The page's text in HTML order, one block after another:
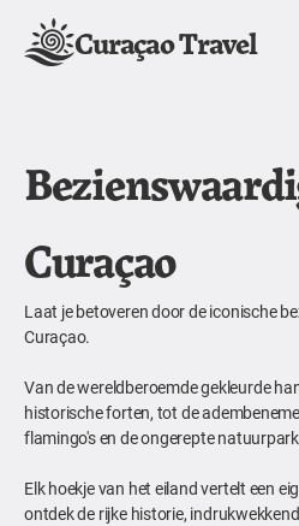
Curaçao Travel
Curaçao
Laat je betoveren door de iconische
Curaçao.
Van de wereldberoemde gekleurde
historische forten, tot de
flamingo's en de ongerepte
Elk hoekje van het eiland vertelt een
ontdek de rijke historie,